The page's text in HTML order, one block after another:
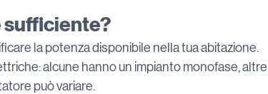
sufficiente?
la potenza disponibile nella tua abitazione.
alcune hanno un impianto monofase, altre
può variare.